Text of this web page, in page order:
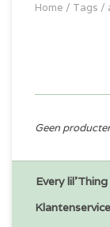
Home / Tags /
Geen
Every lil'Thing
Klantenservice